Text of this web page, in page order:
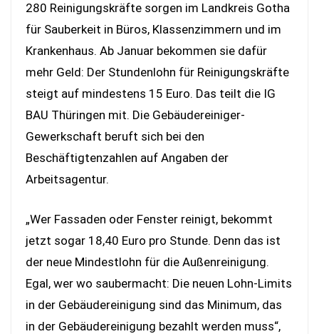
280 Reinigungskräfte sorgen im Landkreis Gotha
für Sauberkeit in Büros, Klassenzimmern und im
Krankenhaus. Ab Januar bekommen sie dafür
mehr Geld: Der Stundenlohn für Reinigungskräfte
steigt auf mindestens 15 Euro. Das teilt die IG
BAU Thüringen mit. Die Gebäudereiniger-
Gewerkschaft beruft sich bei den
Beschäftigtenzahlen auf Angaben der
Arbeitsagentur.
„Wer Fassaden oder Fenster reinigt, bekommt
jetzt sogar 18,40 Euro pro Stunde. Denn das ist
der neue Mindestlohn für die Außenreinigung.
Egal, wer wo saubermacht: Die neuen Lohn-Limits
in der Gebäudereinigung sind das Minimum, das
in der Gebäudereinigung bezahlt werden muss“,